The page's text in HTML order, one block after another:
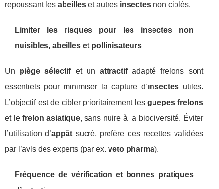
repoussant les abeilles et autres insectes non ciblés.
Limiter les risques pour les insectes non
nuisibles, abeilles et pollinisateurs
Un piège sélectifet unattractifadapté frelons sont
essentiels pour minimiser la capture d’insectesutiles.
L’objectif est de cibler prioritairement lesguepes frelons
et le frelon asiatique, sans nuire à la biodiversité. Éviter
l’utilisation d’appât sucré, préfère des recettes validées
par l’avis des experts (par ex. veto pharma).
Fréquence de vérification et bonnes pratiques